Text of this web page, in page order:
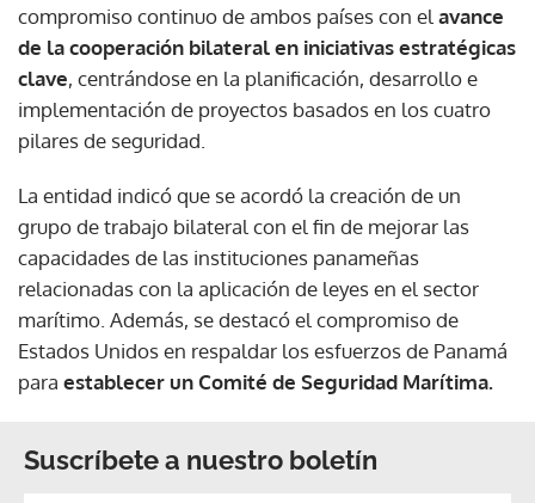
compromiso continuo de ambos países con elavance
de la cooperación bilateral en iniciativas estratégicas
clave, centrándose en la planificación, desarrollo e
implementación de proyectos basados en los cuatro
pilares de seguridad.
La entidad indicó que se acordó la creación de un
grupo de trabajo bilateral con el fin de mejorar las
capacidades de las instituciones panameñas
relacionadas con la aplicación de leyes en el sector
marítimo. Además, se destacó el compromiso de
Estados Unidos en respaldar los esfuerzos de Panamá
para establecer un Comité de Seguridad Marítima.
Suscríbete a nuestro boletín